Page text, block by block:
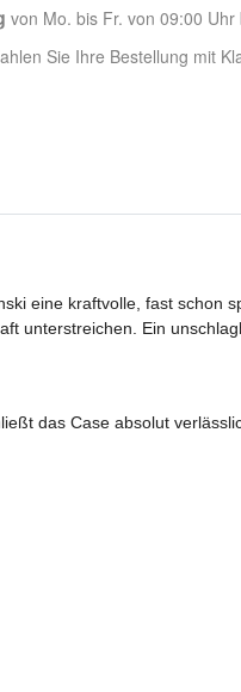
von Mo. bis Fr. von 09:00
Sie Ihre Bestellung mit
eine kraftvolle, fast schon
unterstreichen. Ein
das Case absolut